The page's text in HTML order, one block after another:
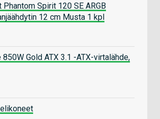
Phantom Spirit 120 SE ARGB
12 cm Musta 1 kpl
850W Gold ATX 3.1 -ATX-virtalähde,